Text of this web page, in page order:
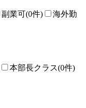
副業可(0件)
海外勤
本部長クラス(0件)